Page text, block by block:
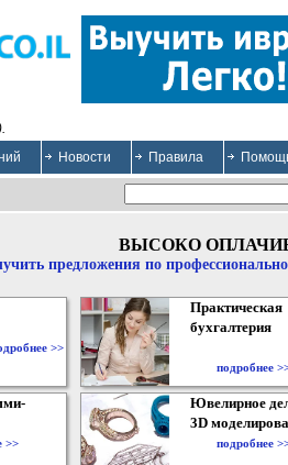
Новости Правила
ВЫСОКО
предложения по
>>
Практическая
бухгалтерия
подробнее
>>
Ювелирное
3D
подробнее